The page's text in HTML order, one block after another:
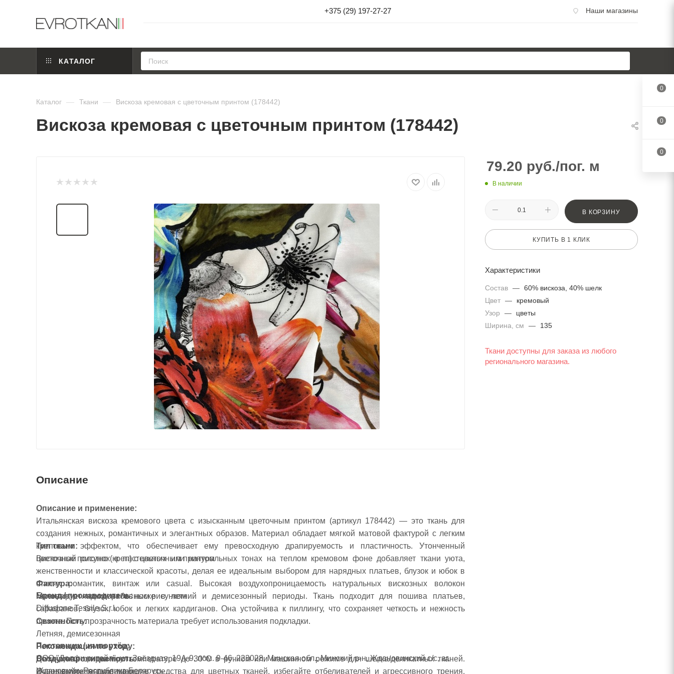
+375 (29) 197-27-27 Наши магазины
КАТАЛОГ
Каталог — Ткани — Вискоза кремовая с цветочным принтом (178442)
Вискоза кремовая с цветочным принтом (178442)
Описание
Описание и применение:
Итальянская вискоза кремового цвета с изысканным цветочным принтом (артикул 178442) — это ткань для
создания нежных, романтичных и элегантных образов. Материал обладает мягкой матовой фактурой с легким
креповым эффектом, что обеспечивает ему превосходную драпируемость и пластичность. Утонченный
цветочный рисунок в пастельных или натуральных тонах на теплом кремовом фоне добавляет ткани уюта,
женственности и классической красоты, делая ее идеальным выбором для нарядных платьев, блузок и юбок в
стилях романтик, винтаж или casual. Высокая воздухопроницаемость натуральных вискозных волокон
гарантирует комфорт в носке в летний и демисезонный периоды. Ткань подходит для пошива платьев,
сарафанов, блузок, юбок и легких кардиганов. Она устойчива к пиллингу, что сохраняет четкость и нежность
принта. Полупрозрачность материала требует использования подкладки.
Рекомендация по уходу:
Деликатная стирка при температуре до 30°C в ручном или машинном режиме для шелка/деликатных тканей.
Используйте мягкие моющие средства для цветных тканей, избегайте отбеливателей и агрессивного трения.
Тип ткани:
Вискозное полотно (креп) с цветочным принтом
Фактура:
Матовая, с гладким набивным рисунком
Сезонность:
Летняя, демисезонная
Воздухопроницаемость:
Очень высокая, дышащая
Бренд / производитель:
Diffusione Tessile S.r.l.
Поставщик / импортёр:
ООО "Долфи ритейл", ул. Звёздная, 19А-9, пом. 9-46, 223028, Минская обл., Минский р-н, Ждановичский с/с, аг.
Ждановичи, Республика Беларусь
79.20 руб./пог. м
В наличии
В КОРЗИНУ
КУПИТЬ В 1 КЛИК
Характеристики
Состав — 60% вискоза, 40% шелк
Цвет —
кремовый
Узор
—
цветы
Ширина, см
— 135
Ткани доступны для заказа из любого
регионального магазина.
0
0
0